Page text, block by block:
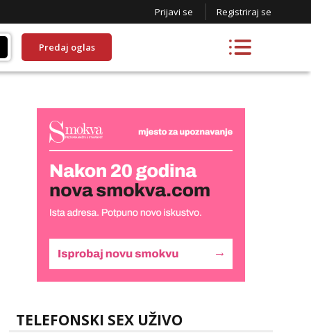
Prijavi se Registriraj se
Predaj oglas
TELEFONSKI SEX UŽIVO
Liliana
Tel:064/677-677 - Kod: #69
tel:0,93€ - mob:1,12€ min